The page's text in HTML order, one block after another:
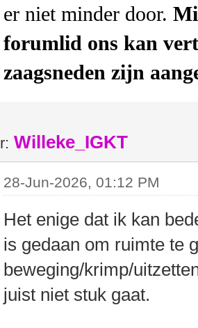
er niet minder door.
forumlid ons kan
zaagsneden zijn
Willeke_IGKT
28-Jun-2026, 01:12 PM
Het enige dat ik kan
is gedaan om ruimte te
beweging/krimp/
juist niet stuk gaat.